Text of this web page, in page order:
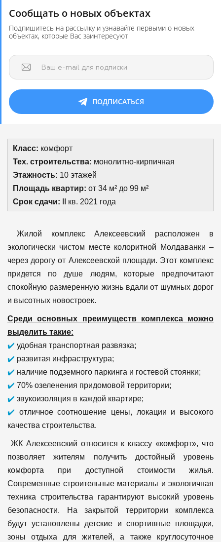
Сообщать о новых объектах
Подпишитесь на рассылку и узнавайте первыми о новых
объектах, которые Вас заинтересуют
Ваш e-mail для подписки
ПОДПИСАТЬСЯ
Класс: комфорт
Тех. строительства: монолитно-кирпичная
Этажность: 10 этажей
Площадь квартир: от 34 м² до 99 м²
Срок сдачи: II кв. 2021 года
Жилой комплекс Алексеевский расположен в
экологически чистом месте колоритной Молдаванки –
через дорогу от Алексеевской площади. Этот комплекс
придется по душе людям, которые предпочитают
спокойную размеренную жизнь вдали от шумных дорог
и высотных новостроек.
Среди основных преимуществ комплекса можно
выделить такие:
✔️ удобная транспортная развязка;
✔️ развитая инфраструктура;
✔️ наличие подземного паркинга и гостевой стоянки;
✔️ 70% озеленения придомовой территории;
✔️ звукоизоляция в каждой квартире;
✔️ отличное соотношение цены, локации и высокого
качества строительства.
ЖК Алексеевский относится к классу «комфорт», что
позволяет жителям получить достойный уровень
комфорта при доступной стоимости жилья.
Современные строительные материалы и экологичная
техника строительства гарантируют высокий уровень
безопасности. На закрытой территории комплекса
будут установлены детские и спортивные площадки,
зоны отдыха для жителей, а также круглосуточное